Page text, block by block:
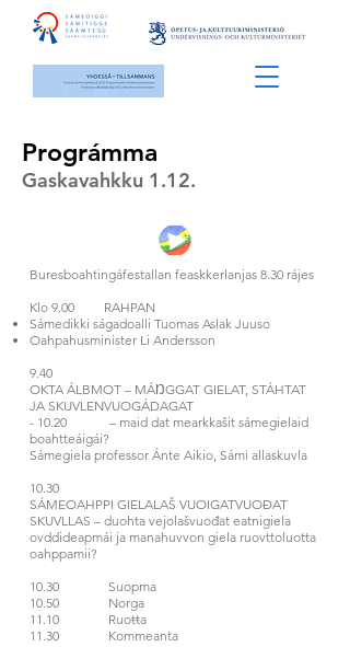
Prográmma
Gaskavahkku 1.12.
Buresboahtingáfestallan feaskkerlanjas 8.30 rájes
Klo 9.00 RAHPAN
Sámedikki ságadoalli Tuomas Aslak Juuso
Oahpahusminister Li Andersson
9.40
OKTA ÁLBMOT – MÁŊGGAT GIELAT, STÁHTAT
JA SKUVLENVUOGÁDAGAT
- 10.20 – maid dat mearkkašit sámegielaid
boahtteáigái?
Sámegiela professor Ánte Aikio, Sámi allaskuvla
10.30
SÁMEOAHPPI GIELALAŠ VUOIGATVUOĐAT
SKUVLLAS – duohta vejolašvuođat eatnigiela
ovddideapmái ja manahuvvon giela ruovttoluotta
oahppamii?
10.30 Suopma
10.50 Norga
11.10 Ruoŧŧa
11.30 Kommeanta